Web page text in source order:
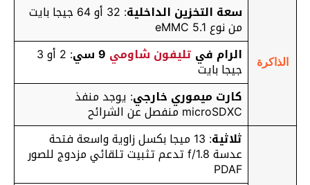
الذاكرة
سعة التخزين الداخلية : 32 أو 64 جيجا بايت
من نوع eMMC 5.1
الرام في تليفون شاومي : 2 أو 3
جيجا بايت
كارت ميموري خارجي: يوجد منفذ
microSDXC منفصل عن الشرائح
ثلاثية : 13 ميجا بكسل زاوية واسعة فتحة
عدسة f/1.8 تدعم تثبيت تلقائي مزدوج للصور
PDAF